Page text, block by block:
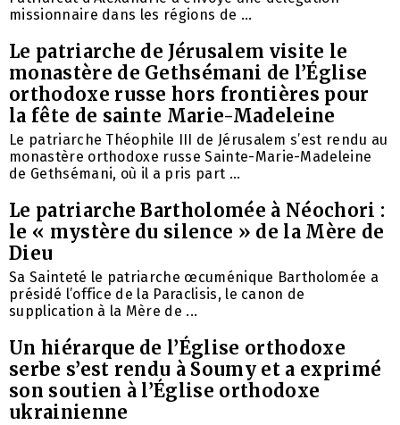
missionnaire dans les régions de ...
Le patriarche de Jérusalem visite le
monastère de Gethsémani de l’Église
orthodoxe russe hors frontières pour
la fête de sainte Marie-Madeleine
Le patriarche Théophile III de Jérusalem s’est rendu au
monastère orthodoxe russe Sainte-Marie-Madeleine
de Gethsémani, où il a pris part ...
Le patriarche Bartholomée à Néochori :
le « mystère du silence » de la Mère de
Dieu
Sa Sainteté le patriarche œcuménique Bartholomée a
présidé l’office de la Paraclisis, le canon de
supplication à la Mère de ...
Un hiérarque de l’Église orthodoxe
serbe s’est rendu à Soumy et a exprimé
son soutien à l’Église orthodoxe
ukrainienne